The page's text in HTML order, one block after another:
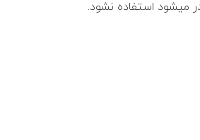
میشود استفاده نشود.